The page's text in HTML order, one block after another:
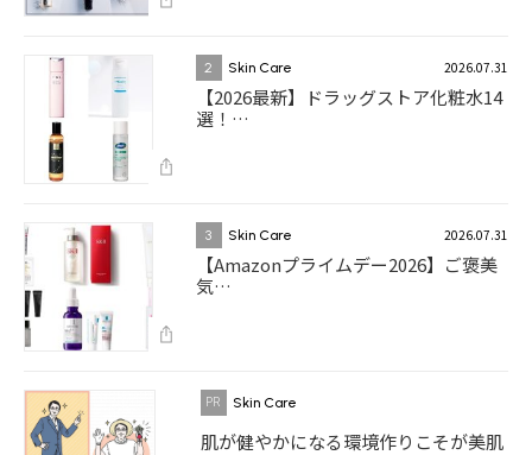
2 Skin Care 2026.07.31
【2026最新】ドラッグストア化粧水14
選！…
3 Skin Care 2026.07.31
【Amazonプライムデー2026】ご褒美
気…
Skin Care
肌が健やかになる環境作りこそが美肌